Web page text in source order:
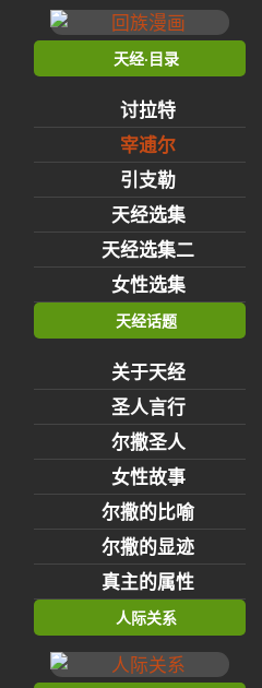
天经·目录
讨拉特
宰逋尔
引支勒
天经选集
天经选集二
女性选集
天经话题
关于天经
圣人言行
尔撒圣人
女性故事
尔撒的比喻
尔撒的显迹
真主的属性
人际关系